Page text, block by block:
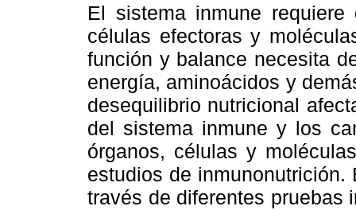
El sistema inmune
células efectoras y
función y balance necesita
energía, aminoácidos y
desequilibrio nutricional
del sistema inmune y los
órganos, células y
estudios de
través de diferentes pruebas